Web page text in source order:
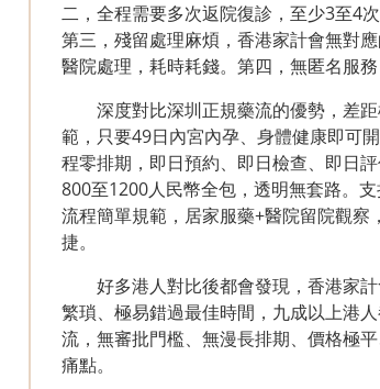
二，全程需要多次返院復診，至少3至4
第三，殘留處理麻煩，香港家計會無對
醫院處理，耗時耗錢。第四，無匿名服
深度對比深圳正規藥流的優勢，差
範，只要49日內宮內孕、身體健康即可
程零排期，即日預約、即日檢查、即日
800至1200人民幣全包，透明無套路。
流程簡單規範，居家服藥+醫院留院觀
捷。
好多港人對比後都會發現，香港家
繁瑣、極易錯過最佳時間，九成以上港
流，無審批門檻、無漫長排期、價格極
痛點。